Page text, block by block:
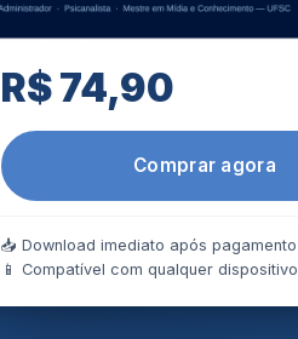
R$ 74,90
Comprar agora
📥 Download imediato após pagamento
📱 Compatível com qualquer dispositivo